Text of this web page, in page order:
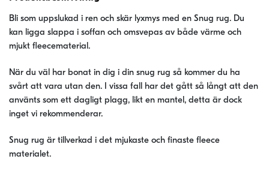
Bli som uppslukad i ren och skär lyxmys med en Snug rug. Du
kan ligga slappa i soffan och omsvepas av både värme och
mjukt fleecematerial.
När du väl har bonat in dig i din snug rug så kommer du ha
svårt att vara utan den. I vissa fall har det gått så långt att den
använts som ett dagligt plagg, likt en mantel, detta är dock
inget vi rekommenderar.
Snug rug är tillverkad i det mjukaste och finaste fleece
materialet.